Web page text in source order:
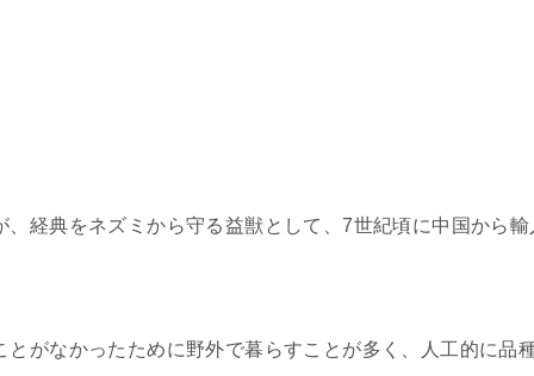
経典をネズミから守る益獣として、7世紀頃に中国から輸
がなかったために野外で暮らすことが多く、人工的に品